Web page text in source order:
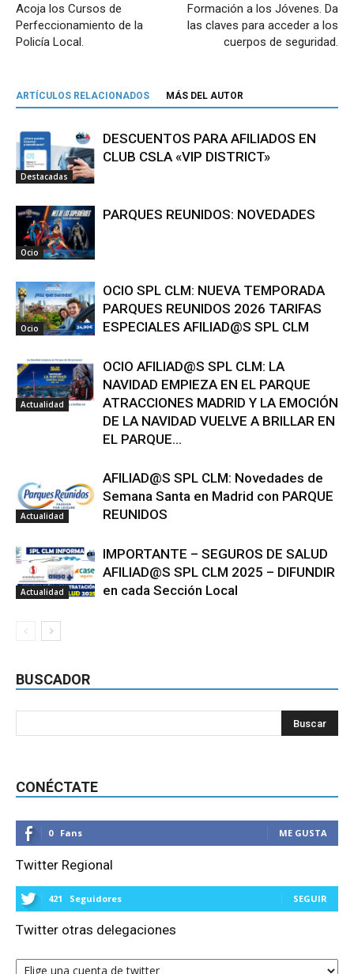
Acoja los Cursos de
Perfeccionamiento de la
Policía Local.
Formación a los Jóvenes. Da
las claves para acceder a los
cuerpos de seguridad.
ARTÍCULOS RELACIONADOS MÁS DEL AUTOR
Destacadas
DESCUENTOS PARA AFILIADOS EN
CLUB CSLA «VIP DISTRICT»
Ocio
PARQUES REUNIDOS: NOVEDADES
Ocio
OCIO SPL CLM: NUEVA TEMPORADA
PARQUES REUNIDOS 2026 TARIFAS
ESPECIALES AFILIAD@S SPL CLM
Actualidad
OCIO AFILIAD@S SPL CLM: LA
NAVIDAD EMPIEZA EN EL PARQUE
ATRACCIONES MADRID Y LA EMOCIÓN
DE LA NAVIDAD VUELVE A BRILLAR EN
EL PARQUE...
Actualidad
AFILIAD@S SPL CLM: Novedades de
Semana Santa en Madrid con PARQUE
REUNIDOS
Actualidad
IMPORTANTE – SEGUROS DE SALUD
AFILIAD@S SPL CLM 2025 – DIFUNDIR
en cada Sección Local
BUSCADOR
CONÉCTATE
0 Fans ME GUSTA
Twitter Regional
421 Seguidores SEGUIR
Twitter otras delegaciones